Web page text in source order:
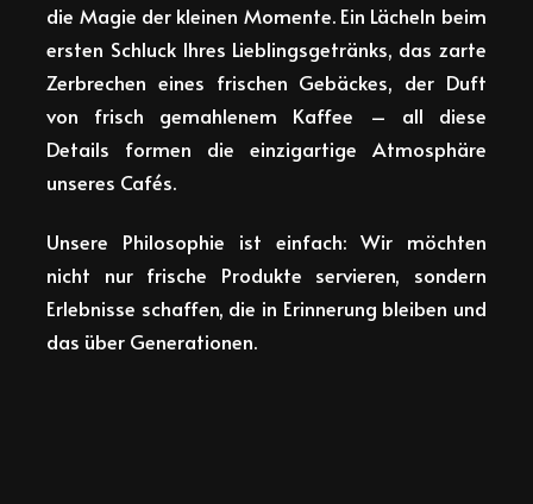
die Magie der kleinen Momente. Ein Lächeln beim
ersten Schluck Ihres Lieblingsgetränks, das zarte
Zerbrechen eines frischen Gebäckes, der Duft
von frisch gemahlenem Kaffee – all diese
Details formen die einzigartige Atmosphäre
unseres Cafés.
Unsere Philosophie ist einfach: Wir möchten
nicht nur frische Produkte servieren, sondern
Erlebnisse schaffen, die in Erinnerung bleiben und
das über Generationen.